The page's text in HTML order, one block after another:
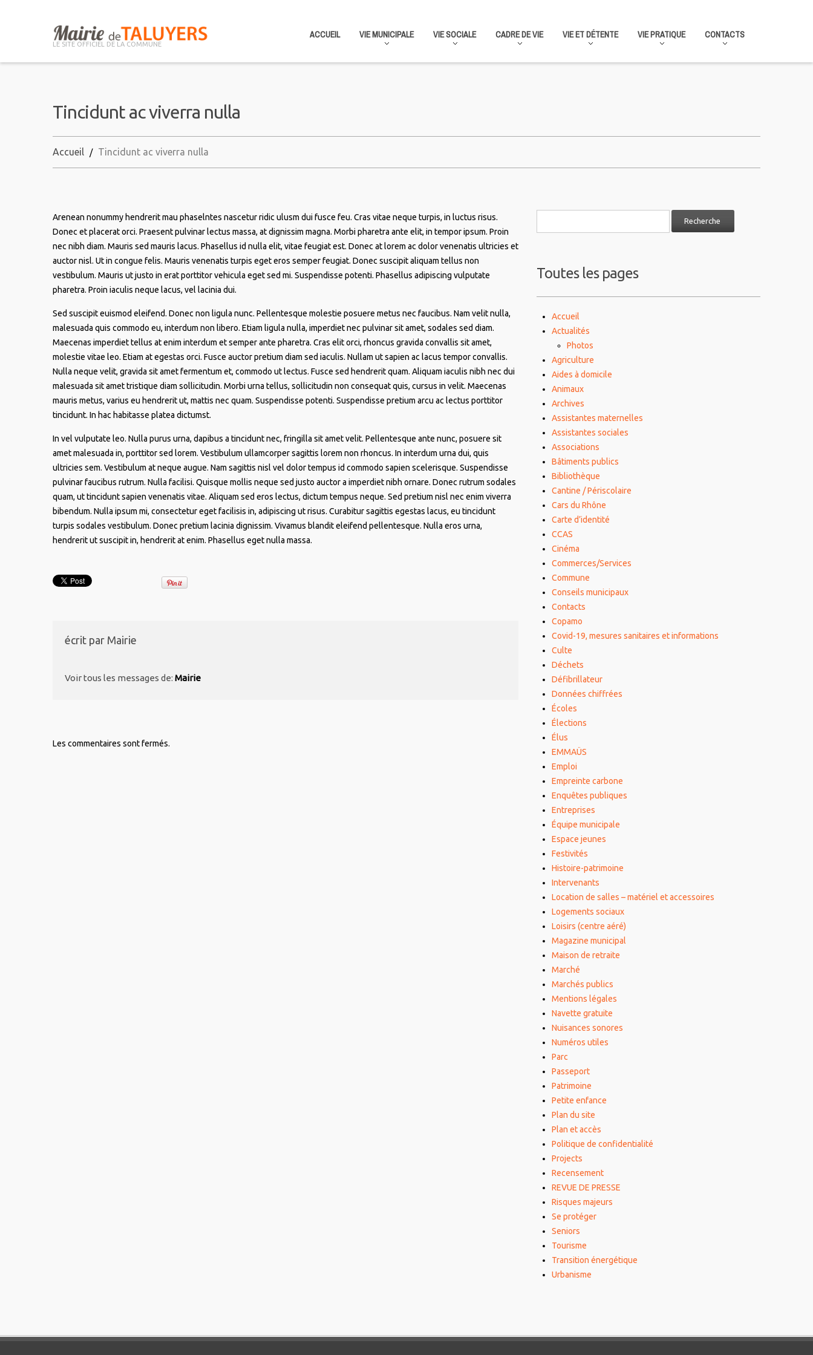
LE SITE OFFICIEL DE LA COMMUNE
ACCUEIL VIE MUNICIPALE VIE SOCIALE CADRE DE VIE VIE ET DÉTENTE VIE PRATIQUE CONTACTS
Tincidunt ac viverra nulla
Accueil Tincidunt ac viverra nulla
Arenean nonummy hendrerit mau phaselntes nascetur ridic ulusm dui fusce feu. Cras vitae neque turpis, in luctus risus.
Donec et placerat orci. Praesent pulvinar lectus massa, at dignissim magna. Morbi pharetra ante elit, in tempor ipsum. Proin
nec nibh diam. Mauris sed mauris lacus. Phasellus id nulla elit, vitae feugiat est. Donec at lorem ac dolor venenatis ultricies et
auctor nisl. Ut in congue felis. Mauris venenatis turpis eget eros semper feugiat. Donec suscipit aliquam tellus non
vestibulum. Mauris ut justo in erat porttitor vehicula eget sed mi. Suspendisse potenti. Phasellus adipiscing vulputate
pharetra. Proin iaculis neque lacus, vel lacinia dui.
Sed suscipit euismod eleifend. Donec non ligula nunc. Pellentesque molestie posuere metus nec faucibus. Nam velit nulla,
malesuada quis commodo eu, interdum non libero. Etiam ligula nulla, imperdiet nec pulvinar sit amet, sodales sed diam.
Maecenas imperdiet tellus at enim interdum et semper ante pharetra. Cras elit orci, rhoncus gravida convallis sit amet,
molestie vitae leo. Etiam at egestas orci. Fusce auctor pretium diam sed iaculis. Nullam ut sapien ac lacus tempor convallis.
Nulla neque velit, gravida sit amet fermentum et, commodo ut lectus. Fusce sed hendrerit quam. Aliquam iaculis nibh nec dui
malesuada sit amet tristique diam sollicitudin. Morbi urna tellus, sollicitudin non consequat quis, cursus in velit. Maecenas
mauris metus, varius eu hendrerit ut, mattis nec quam. Suspendisse potenti. Suspendisse pretium arcu ac lectus porttitor
tincidunt. In hac habitasse platea dictumst.
In vel vulputate leo. Nulla purus urna, dapibus a tincidunt nec, fringilla sit amet velit. Pellentesque ante nunc, posuere sit
amet malesuada in, porttitor sed lorem. Vestibulum ullamcorper sagittis lorem non rhoncus. In interdum urna dui, quis
ultricies sem. Vestibulum at neque augue. Nam sagittis nisl vel dolor tempus id commodo sapien scelerisque. Suspendisse
pulvinar faucibus rutrum. Nulla facilisi. Quisque mollis neque sed justo auctor a imperdiet nibh ornare. Donec rutrum sodales
quam, ut tincidunt sapien venenatis vitae. Aliquam sed eros lectus, dictum tempus neque. Sed pretium nisl nec enim viverra
bibendum. Nulla ipsum mi, consectetur eget facilisis in, adipiscing ut risus. Curabitur sagittis egestas lacus, eu tincidunt
turpis sodales vestibulum. Donec pretium lacinia dignissim. Vivamus blandit eleifend pellentesque. Nulla eros urna,
hendrerit ut suscipit in, hendrerit at enim. Phasellus eget nulla massa.
écrit par Mairie
Voir tous les messages de: Mairie
Les commentaires sont fermés.
Toutes les pages
Accueil
Actualités
Photos
Agriculture
Aides à domicile
Animaux
Archives
Assistantes maternelles
Assistantes sociales
Associations
Bâtiments publics
Bibliothèque
Cantine / Périscolaire
Cars du Rhône
Carte d’identité
CCAS
Cinéma
Commerces/Services
Commune
Conseils municipaux
Contacts
Copamo
Covid-19, mesures sanitaires et informations
Culte
Déchets
Défibrillateur
Données chiffrées
Écoles
Élections
Élus
EMMAÜS
Emploi
Empreinte carbone
Enquêtes publiques
Entreprises
Équipe municipale
Espace jeunes
Festivités
Histoire-patrimoine
Intervenants
Location de salles – matériel et accessoires
Logements sociaux
Loisirs (centre aéré)
Magazine municipal
Maison de retraite
Marché
Marchés publics
Mentions légales
Navette gratuite
Nuisances sonores
Numéros utiles
Parc
Passeport
Patrimoine
Petite enfance
Plan du site
Plan et accès
Politique de confidentialité
Projects
Recensement
REVUE DE PRESSE
Risques majeurs
Se protéger
Seniors
Tourisme
Transition énergétique
Urbanisme